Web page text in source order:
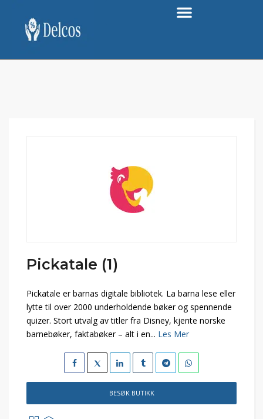
Pickatale (1)
Pickatale er barnas digitale bibliotek. La barna lese eller
lytte til over 2000 underholdende bøker og spennende
quizer. Stort utvalg av titler fra Disney, kjente norske
barnebøker, faktabøker – alt i en... Les Mer
BESØK BUTIKK